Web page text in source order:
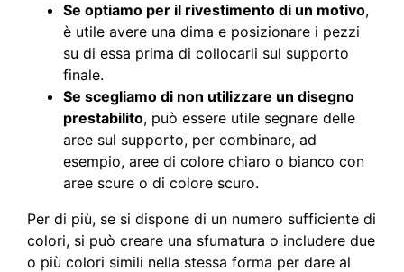
Se optiamo per il rivestimento di un motivo,
è utile avere una dima e posizionare i pezzi
su di essa prima di collocarli sul supporto
finale.
Se scegliamo di non utilizzare un disegno
prestabilito, può essere utile segnare delle
aree sul supporto, per combinare, ad
esempio, aree di colore chiaro o bianco con
aree scure o di colore scuro.
Per di più, se si dispone di un numero sufficiente di
colori, si può creare una sfumatura o includere due
o più colori simili nella stessa forma per dare al